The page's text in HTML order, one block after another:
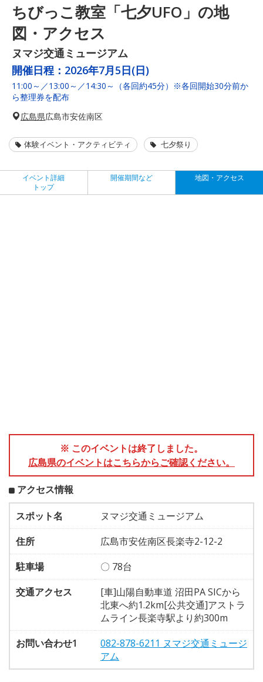
ちびっこ教室「七夕UFO」の地
図・アクセス
ヌマジ交通ミュージアム
開催日程： 2026年7月5日(日)
11:00～／13:00～／14:30～（各回約45分）※各回開始30分前か
ら整理券を配布
広島県広島市安佐南区
体験イベント・アクティビティ 七夕祭り
イベント詳細
トップ
開催期間など 地図・アクセス
※ このイベントは終了しました。
広島県のイベントはこちらからご確認ください。
アクセス情報
スポット名
ヌマジ交通ミュージアム
住所
広島市安佐南区長楽寺2-12-2
駐車場
〇 78台
交通アクセス
[車]山陽自動車道 沼田PA SICから
北東へ約1.2km[公共交通]アストラ
ムライン長楽寺駅より約300m
お問い合わせ1
082-878-6211 ヌマジ交通ミュージ
アム